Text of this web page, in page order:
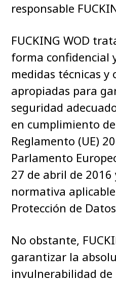
responsable
FUCKING WOD
forma confidencial
medidas técnicas y
apropiadas para
seguridad
en cumplimiento
Reglamento (UE)
Parlamento
27 de abril de 2016
normativa
Protección de
No obstante,
garantizar la
invulnerabilidad de